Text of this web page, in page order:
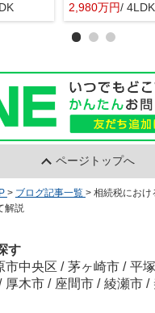
2,980万円/ 4LDK
ページトップへ
> ブログ記事一覧 > 相続税におけ
解説
す
市中央区 / 茅ヶ崎市 / 平
厚木市 / 座間市 / 綾瀬市 /